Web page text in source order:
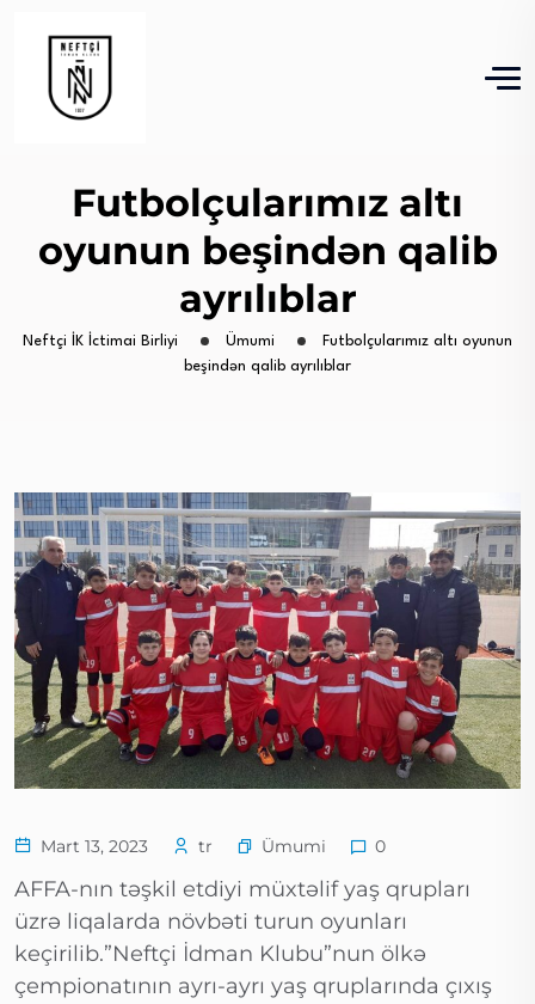
Futbolçularımız altı
oyunun beşindən qalib
ayrılıblar
Neftçi İK İctimai Birliyi Ümumi
Futbolçularımız altı oyunun
beşindən qalib ayrılıblar
Mart 13, 2023 tr Ümumi 0
AFFA-nın təşkil etdiyi müxtəlif yaş qrupları
üzrə liqalarda növbəti turun oyunları
keçirilib.”Neftçi İdman Klubu”nun ölkə
çempionatının ayrı-ayrı yaş qruplarında çıxış